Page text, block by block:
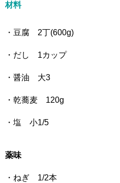
材料
・豆腐 2丁(600g)
・だし 1カップ
・醤油 大3
・乾蕎麦 120g
・塩 小1/5
薬味
・ねぎ 1/2本